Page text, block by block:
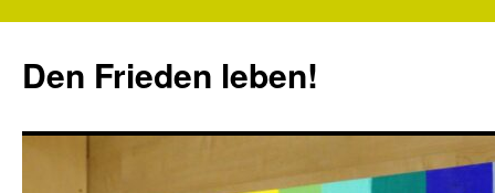
springen
Den Frieden leben!